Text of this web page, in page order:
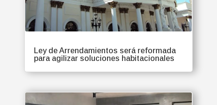
Ley de Arrendamientos será reformada
para agilizar soluciones habitacionales